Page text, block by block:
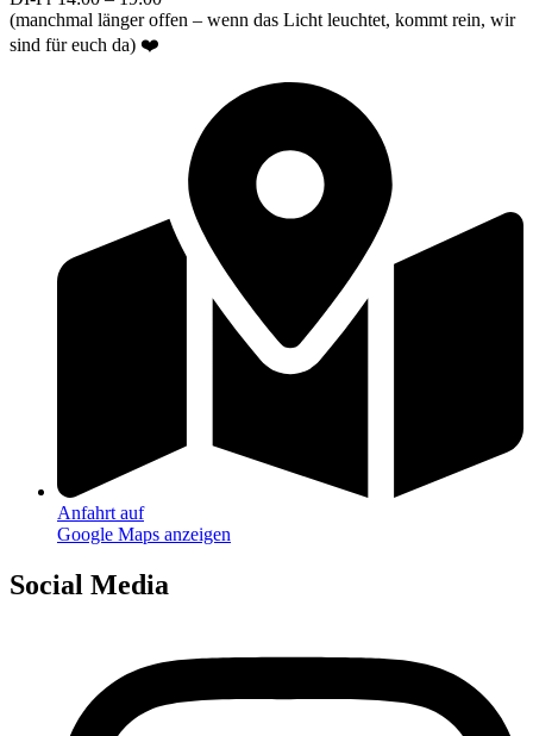
(manchmal länger offen – wenn das Licht leuchtet, kommt rein, wir
sind für euch da) ❤️
Anfahrt auf
Google Maps anzeigen
Social Media